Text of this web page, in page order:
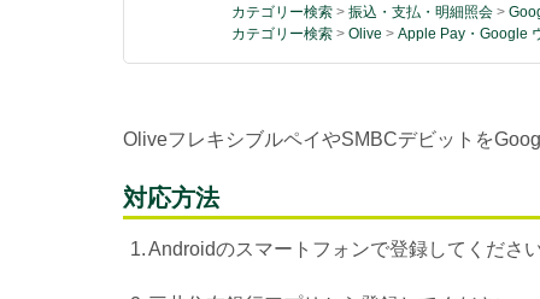
カテゴリー検索 > 振込・支払・明細照会 >
カテゴリー検索 > Olive > Apple Pay・Google
OliveフレキシブルペイやSMBCデビットを
対応方法
1.Androidのスマートフォンで登録してくださ